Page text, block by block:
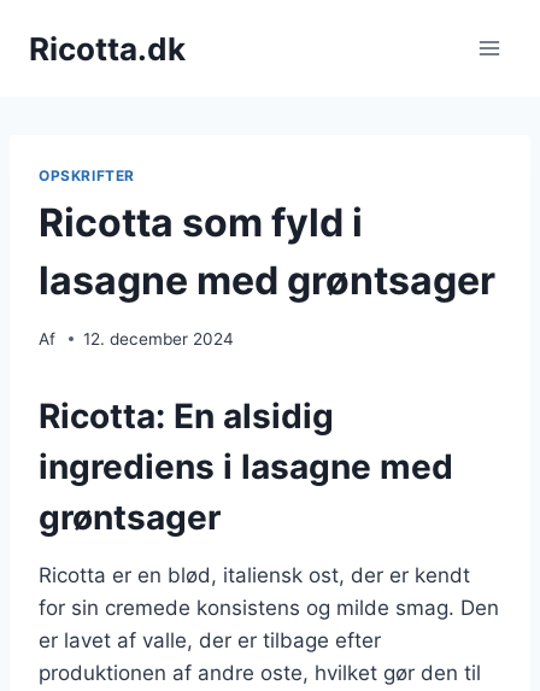
Ricotta.dk
OPSKRIFTER
Ricotta som fyld i
lasagne med grøntsager
Af 12. december 2024
Ricotta: En alsidig
ingrediens i lasagne med
grøntsager
Ricotta er en blød, italiensk ost, der er kendt
for sin cremede konsistens og milde smag. Den
er lavet af valle, der er tilbage efter
produktionen af andre oste, hvilket gør den til